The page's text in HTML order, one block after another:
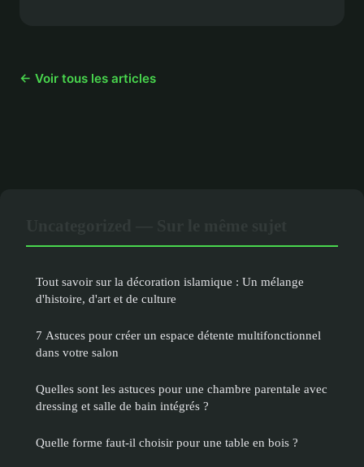
← Voir tous les articles
Tout savoir sur la décoration islamique : Un mélange
d'histoire, d'art et de culture
7 Astuces pour créer un espace détente multifonctionnel
dans votre salon
Quelles sont les astuces pour une chambre parentale avec
dressing et salle de bain intégrés ?
Quelle forme faut-il choisir pour une table en bois ?